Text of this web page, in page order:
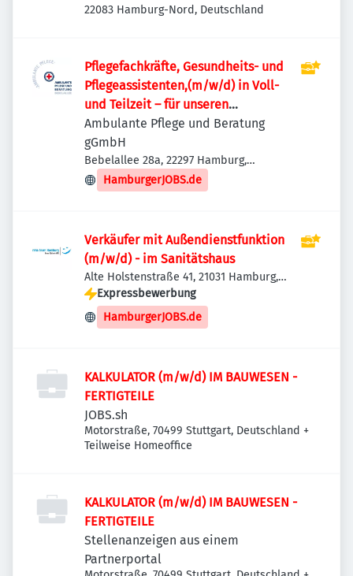
22083 Hamburg-Nord, Deutschland
Pflegefachkräfte, Gesundheits- und
Pflegeassistenten,(m/w/d) in Voll-
und Teilzeit – für unseren
ambulanten Pflegedienst in
Alsterdorf
Ambulante Pflege und Beratung
gGmbH
Bebelallee 28a, 22297 Hamburg,
Deutschland
HamburgerJOBS.de
Verkäufer mit Außendienstfunktion
(m/w/d) - im Sanitätshaus
Alte Holstenstraße 41, 21031 Hamburg,
Deutschland
Expressbewerbung
HamburgerJOBS.de
KALKULATOR (m/w/d) IM BAUWESEN -
FERTIGTEILE
JOBS.sh
Motorstraße, 70499 Stuttgart, Deutschland +
Teilweise Homeoffice
KALKULATOR (m/w/d) IM BAUWESEN -
FERTIGTEILE
Stellenanzeigen aus einem
Partnerportal